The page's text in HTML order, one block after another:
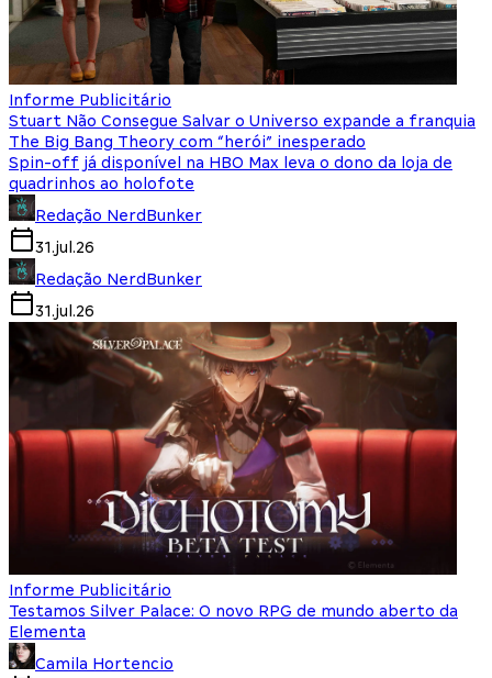
Informe Publicitário
Stuart Não Consegue Salvar o Universo expande a franquia
The Big Bang Theory com “herói” inesperado
Spin-off já disponível na HBO Max leva o dono da loja de
quadrinhos ao holofote
Redação NerdBunker
31.jul.26
Redação NerdBunker
31.jul.26
Informe Publicitário
Testamos Silver Palace: O novo RPG de mundo aberto da
Elementa
Camila Hortencio